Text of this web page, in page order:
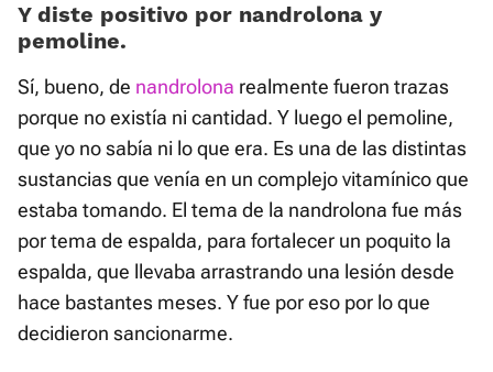
Y diste positivo por nandrolona y
pemoline.
Sí, bueno, de nandrolona realmente fueron trazas
porque no existía ni cantidad. Y luego el pemoline,
que yo no sabía ni lo que era. Es una de las distintas
sustancias que venía en un complejo vitamínico que
estaba tomando. El tema de la nandrolona fue más
por tema de espalda, para fortalecer un poquito la
espalda, que llevaba arrastrando una lesión desde
hace bastantes meses. Y fue por eso por lo que
decidieron sancionarme.